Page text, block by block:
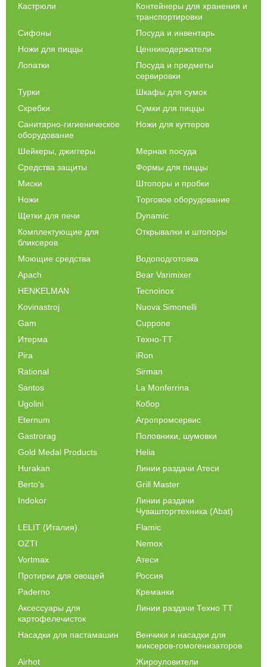
Кастрюли
Контейнеры для хранения и
транспортировки
Сифоны
Посуда и инвентарь
Ножи для пиццы
Ценникодержатели
Лопатки
Посуда и предметы
сервировки
Турки
Шкафы для сумок
Скребки
Сумки для пиццы
Санитарно-гигиеническое
оборудование
Ножи для куттеров
Шейкеры, джиггеры
Мерная посуда
Средства защиты
Формы для пиццы
Миски
Штопоры и пробки
Ножи
Торговое оборудование
Щетки для печи
Dynamic
Комплектующие для
бликсеров
Открывалки и штопоры
Моющие средства
Водоподготовка
Apach
Bear Varimixer
HENKELMAN
Tecnoinox
Kovinastroj
Nuova Simonelli
Gam
Cuppone
Итерма
Техно-ТТ
Pira
iRon
Rational
Sirman
Santos
La Monferrina
Ugolini
Кобор
Eternum
Агропромсервис
Gastrorag
Половники, шумовки
Gold Medal Products
Helia
Hurakan
Линии раздачи Атеси
Berto's
Grill Master
Indokor
Линии раздачи
Чувашторгтехника (Abat)
LELIT (Италия)
Flamic
OZTI
Nemox
Vortmax
Атеси
Протирки для овощей
Россия
Paderno
Креманки
Аксессуары для
картофелечисток
Линии раздачи Техно ТТ
Насадки для пастамашин
Венчики и насадки для
миксеров-гомогенизаторов
Airhot
Жироуловители